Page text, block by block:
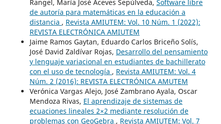
Rangel, María José Aceves Sepúlveda, Software libre
de autoría para matemáticas en la educación a
distancia , Revista AMIUTEM: Vol. 10 Núm. 1 (2022):
REVISTA ELECTRÓNICA AMIUTEM
Jaime Ramos Gaytan, Eduardo Carlos Briceño Solís,
José David Zaldívar Rojas, Desarrollo del pensamiento
y lenguaje variacional en estudiantes de bachillerato
con el uso de tecnología , Revista AMIUTEM: Vol. 4
Núm. 2 (2016): REVISTA ELECTRÓNICA AMUTEM
Verónica Vargas Alejo, José Zambrano Ayala, Oscar
Mendoza Rivas, El aprendizaje de sistemas de
ecuaciones lineales 2×2 mediante resolución de
problemas con GeoGebra , Revista AMIUTEM: Vol. 7